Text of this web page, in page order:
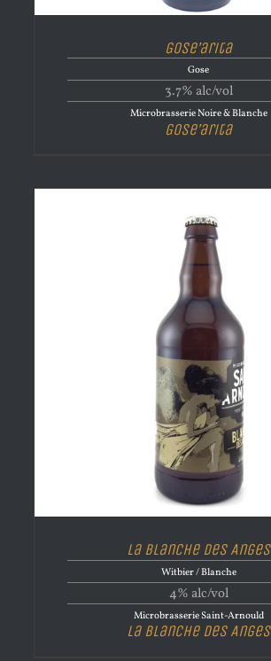
Gose’arita
Gose
3.7% alc/vol
Microbrasserie Noire & Blanche
Gose’arita
La Blanche des Anges
Witbier / Blanche
4% alc/vol
Microbrasserie Saint-Arnould
La Blanche des Anges